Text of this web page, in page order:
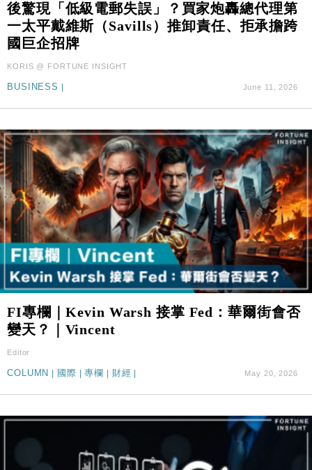
後驚現「低級電郵失誤」？買家炮轟總代理第
一太平戴維斯（Savills）推卸責任、拒承擔跨
國巨企招牌
KORIS @ FORTUNE INSIGHT
BUSINESS | June 11, 2026
FI專欄｜Kevin Warsh 接掌 Fed：華爾街會否
變天？｜Vincent
Editor
COLUMN | 國際 |專欄 | 財經 | May 20, 2026